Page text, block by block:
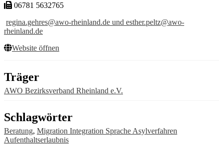
06781 5632765
regina.gehres@awo-rheinland.de und esther.peltz@awo-
rheinland.de
Website öffnen
Träger
AWO Bezirksverband Rheinland e.V.
Schlagwörter
Beratung, Migration Integration Sprache Asylverfahren
Aufenthaltserlaubnis